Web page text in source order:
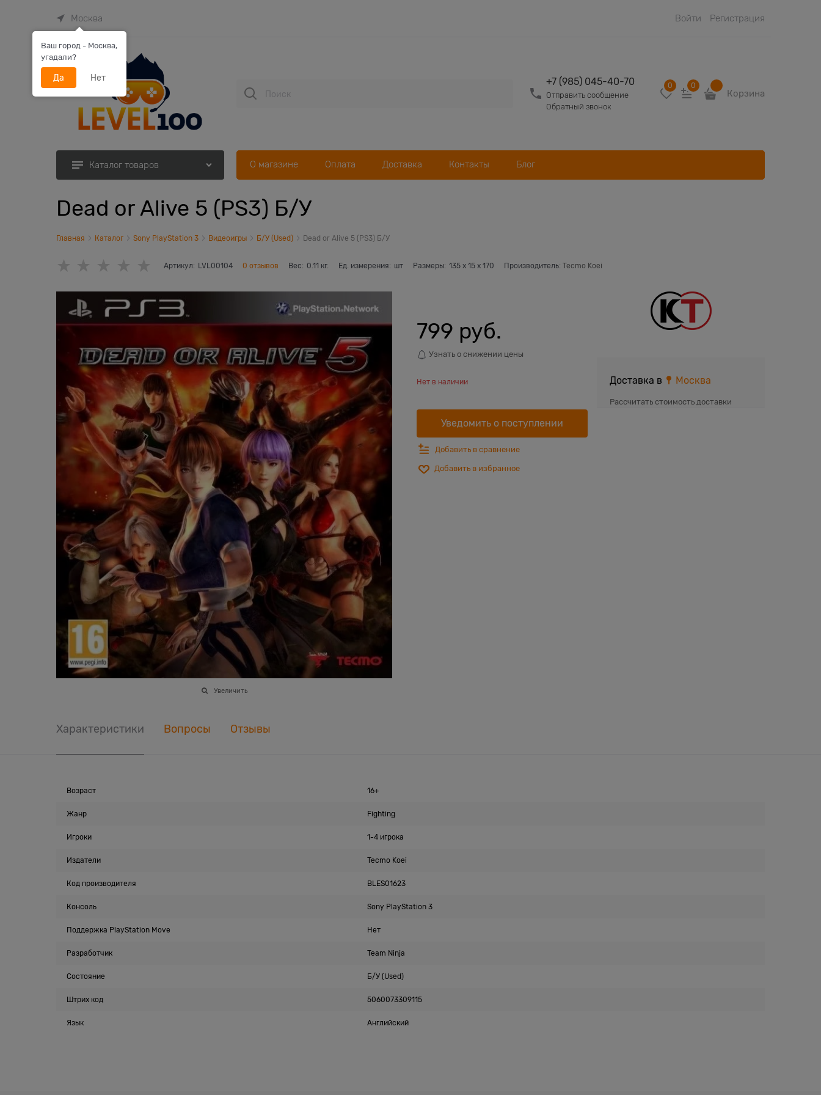
Москва Войти Регистрация
+7 (985) 045-40-70
Отправить сообщение
Обратный звонок
0 0
Корзина
Каталог товаров О магазине Оплата Доставка Контакты Блог
Dead or Alive 5 (PS3) Б/У
Главная Каталог Sony PlayStation 3 Видеоигры Б/У (Used) Dead or Alive 5 (PS3) Б/У
Артикул: LVL00104 0 отзывов Вес: 0.11 кг. Ед. измерения: шт Размеры: 135x 15x 170 Производитель: Tecmo Koei
Увеличить
799 руб.
Узнать о снижении цены
Нет в наличии
Уведомить о поступлении
Добавить в сравнение
Добавить в избранное
Доставка в Москва
Рассчитать стоимость доставки
Характеристики Вопросы Отзывы
Возраст 16+
Жанр Fighting
Игроки 1-4 игрока
Издатели Tecmo Koei
Код производителя BLES01623
Консоль Sony PlayStation 3
Поддержка PlayStation Move Нет
Разработчик Team Ninja
Состояние Б/У (Used)
Штрих код 5060073309115
Язык Английский
Ваш город - Москва,
угадали?
Да Нет